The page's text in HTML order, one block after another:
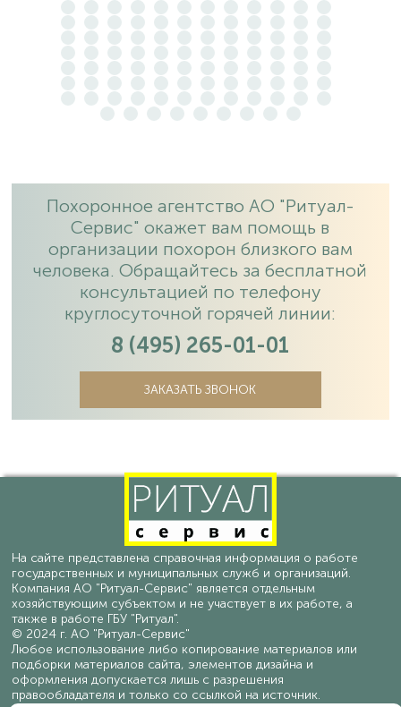
Похоронное агентство АО "Ритуал-
Сервис" окажет вам помощь в
организации похорон близкого вам
человека. Обращайтесь за бесплатной
консультацией по телефону
круглосуточной горячей линии:
8 (495) 265-01-01
ЗАКАЗАТЬ ЗВОНОК
На сайте представлена справочная информация о работе
государственных и муниципальных служб и организаций.
Компания АО "Ритуал-Сервис" является отдельным
хозяйствующим субъектом и не участвует в их работе, а
также в работе ГБУ "Ритуал".
© 2024 г. АО "Ритуал-Сервис"
Любое использование либо копирование материалов или
подборки материалов сайта, элементов дизайна и
оформления допускается лишь с разрешения
правообладателя и только со ссылкой на источник.